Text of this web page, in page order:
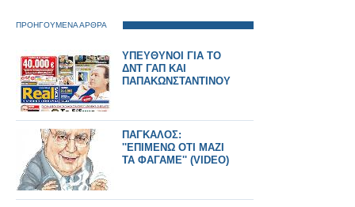
ΠΡΟΗΓΟΥΜΕΝΑ ΑΡΘΡΑ
ΥΠΕΥΘΥΝΟΙ ΓΙΑ ΤΟ
ΔΝΤ ΓΑΠ ΚΑΙ
ΠΑΠΑΚΩΝΣΤΑΝΤΙΝΟΥ
ΠΑΓΚΑΛΟΣ:
''ΕΠΙΜΕΝΩ ΟΤΙ ΜΑΖΙ
ΤΑ ΦΑΓΑΜΕ'' (VIDEO)